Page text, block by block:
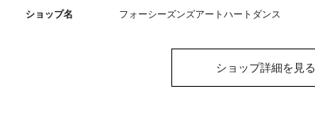
ショップ名 フォーシーズンズアートハートダンス
ショップ詳細を見る